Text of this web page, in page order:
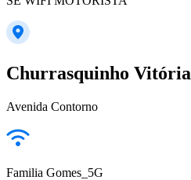
Churrasquinho Vitória
Avenida Contorno
Familia Gomes_5G